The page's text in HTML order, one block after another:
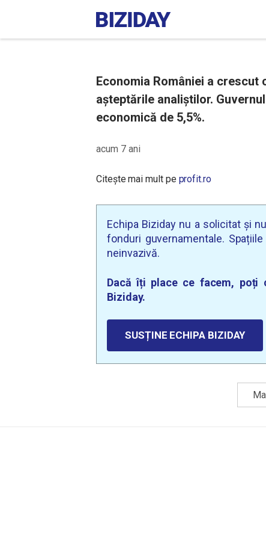
Economia României a crescut
așteptările analiștilor.
economică de 5,5%.
acum 7 ani
Citește mai mult pe profit.ro
Echipa Biziday nu a solicitat și
fonduri guvernamentale.
neinvazivă.
Dacă îți place ce facem, poți
Biziday.
SUSȚINE ECHIPA BIZIDAY